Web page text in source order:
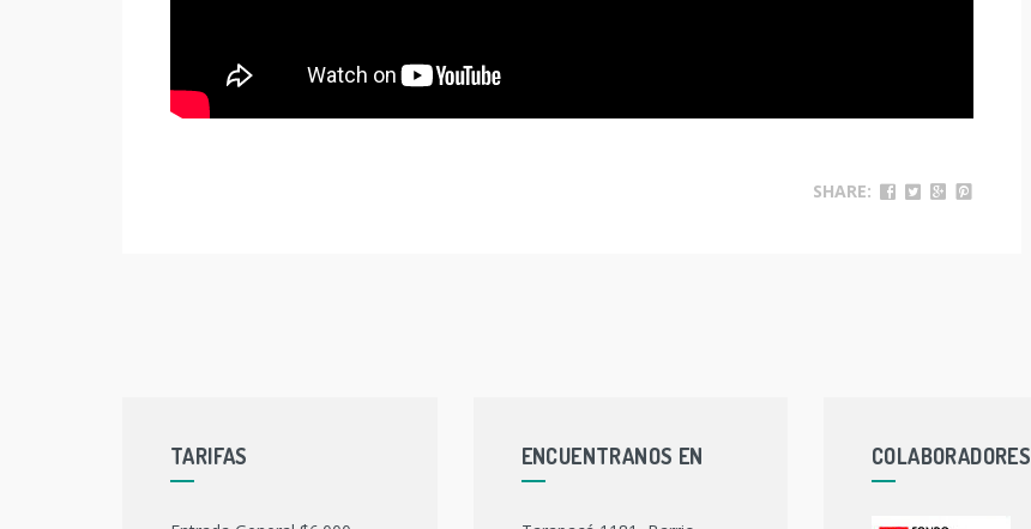
SHARE:
TARIFAS ENCUENTRANOS EN COLABORADORES